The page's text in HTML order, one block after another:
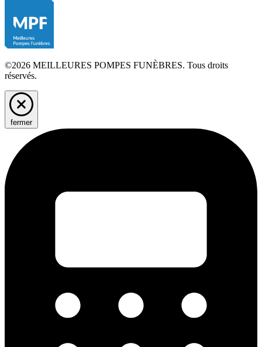
©2026 MEILLEURES POMPES FUNÈBRES. Tous droits
réservés.
fermer